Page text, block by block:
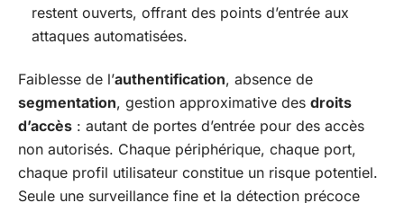
restent ouverts, offrant des points d’entrée aux
attaques automatisées.
Faiblesse de l’authentification, absence de
segmentation, gestion approximative des droits
d’accès : autant de portes d’entrée pour des accès
non autorisés. Chaque périphérique, chaque port,
chaque profil utilisateur constitue un risque potentiel.
Seule une surveillance fine et la détection précoce